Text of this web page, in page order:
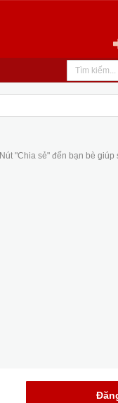
Nút "Chia sẻ" đến bạn bè